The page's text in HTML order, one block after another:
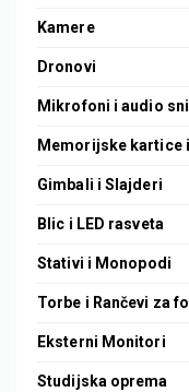
Kamere
Dronovi
Mikrofoni i audio
Memorijske kartice
Gimbali i Slajderi
Blic i LED rasveta
Stativi i Monopodi
Torbe i Rančevi za
Eksterni Monitori
Studijska oprema